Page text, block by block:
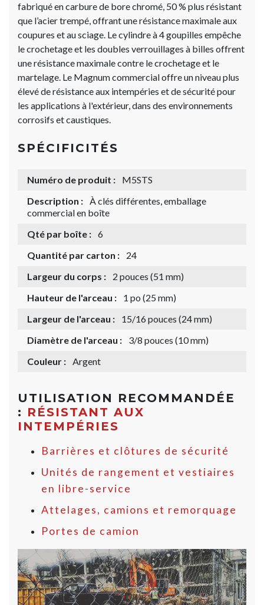
fabriqué en carbure de bore chromé, 50 % plus résistant
que l’acier trempé, offrant une résistance maximale aux
coupures et au sciage. Le cylindre à 4 goupilles empêche
le crochetage et les doubles verrouillages à billes offrent
une résistance maximale contre le crochetage et le
martelage. Le Magnum commercial offre un niveau plus
élevé de résistance aux intempéries et de sécurité pour
les applications à l'extérieur, dans des environnements
corrosifs et caustiques.
SPÉCIFICITÉS
Numéro de produit :
M5STS
Description : À clés différentes, emballage
commercial en boîte
Qté par boîte : 6
Quantité par carton :
24
Largeur du corps :
2 pouces (51 mm)
Hauteur de l'arceau :
1 po (25 mm)
Largeur de l'arceau :
15/16 pouces (24 mm)
Diamètre de l'arceau :
3/8 pouces (10 mm)
Couleur : Argent
UTILISATION RECOMMANDÉE
: RÉSISTANT AUX
INTEMPÉRIES
Barrières et clôtures de sécurité
Unités de rangement et vestiaires
en libre-service
Attelages, camions et remorquage
Portes de camion